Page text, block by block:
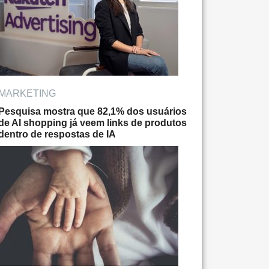
mostra que 82,1% dos usuários
AI shopping já veem links de produtos
de respostas de IA